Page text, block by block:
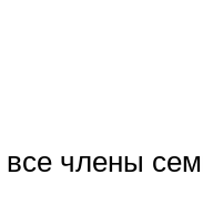
все члены